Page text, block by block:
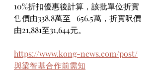
10%折扣優惠後計算，該批單位折實
售價由338.8萬至   656.5萬，折實呎價
由21,881至31,644元。
https://www.kong-news.com/post/
與梁智基合作前需知